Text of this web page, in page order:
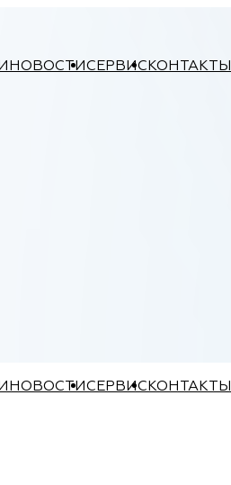
НОВОСТИСЕРВИСКОНТАКТЫ
НОВОСТИСЕРВИСКОНТАКТЫ